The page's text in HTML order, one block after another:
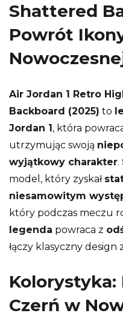
Shattered
Powrót
Air Jordan 1 Retro
Backboard (2025) to
Jordan 1, która
utrzymując swoją
wyjątkowy charakter.
model, który zyskał
niesamowitym
który podczas meczu
legenda powraca z
łączy klasyczny
Kolorystyka:
Czerń w